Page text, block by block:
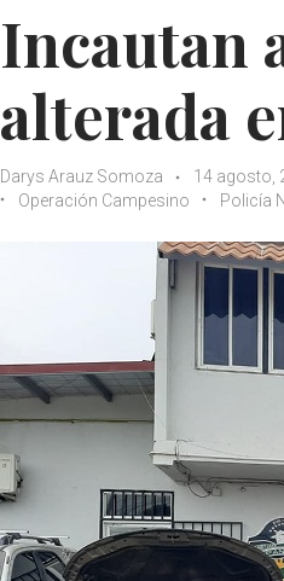
Incautan
alterada
Darys Arauz Somoza 14 agosto,
Operación Campesino
Policía